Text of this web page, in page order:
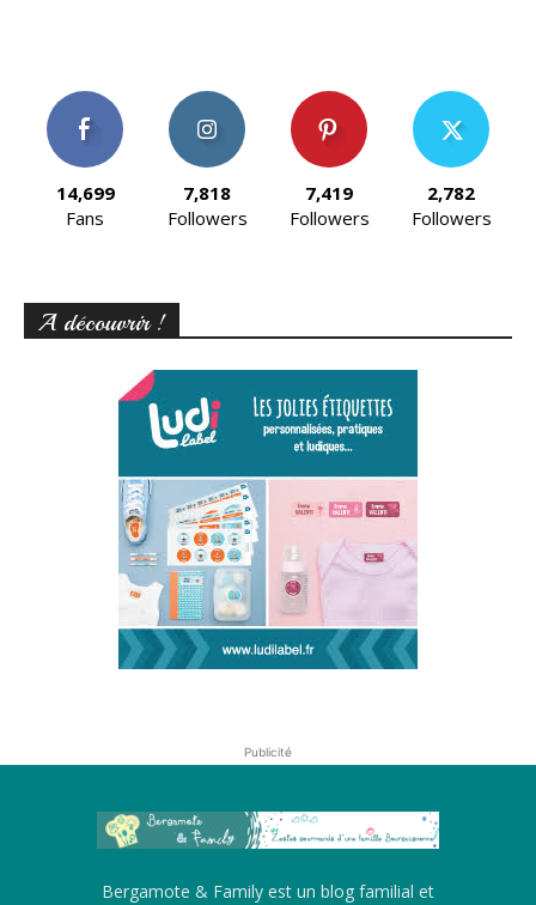
14,699
Fans
7,818
Followers
7,419
Followers
2,782
Followers
A découvrir !
Publicité
Bergamote & Family est un blog familial et